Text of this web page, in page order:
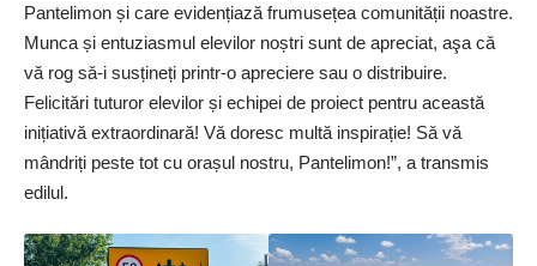
Pantelimon și care evidențiază frumusețea comunității noastre.
Munca și entuziasmul elevilor noștri sunt de apreciat, aşa cǎ
vă rog sǎ-i susțineți printr-o apreciere sau o distribuire.
Felicitări tuturor elevilor și echipei de proiect pentru această
inițiativă extraordinară! Vǎ doresc multă inspirație! Sǎ vǎ
mândriți peste tot cu orașul nostru, Pantelimon!”, a transmis
edilul.